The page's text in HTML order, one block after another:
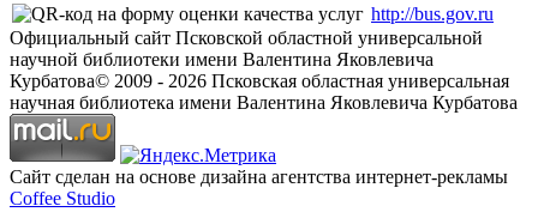
http://bus.gov.ru
Официальный сайт Псковской областной универсальной
научной библиотеки имени Валентина Яковлевича
Курбатова© 2009 - 2026 Псковская областная универсальная
научная библиотека имени Валентина Яковлевича Курбатова
Сайт сделан на основе дизайна агентства интернет-рекламы
Coffee Studio